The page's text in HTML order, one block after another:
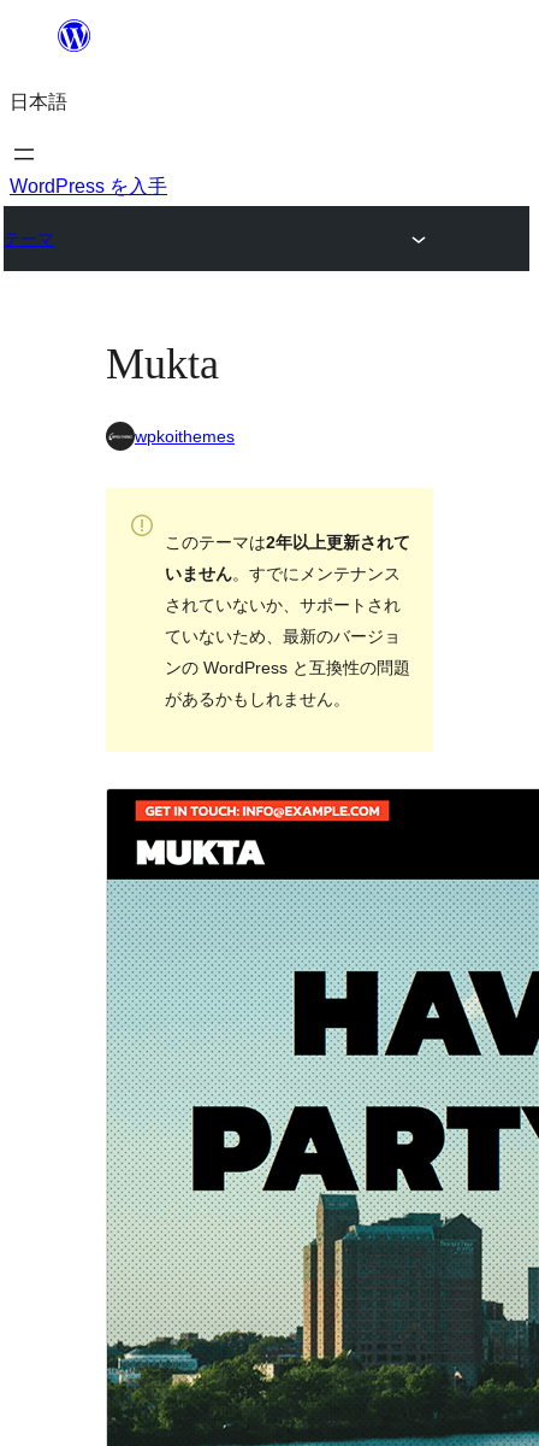
を
ス
キ
プ
日本語
WordPress を入手
テーマ
Mukta
wpkoithemes
このテーマは2年以上更新されて
いません。すでにメンテナンス
されていないか、サポートされ
ていないため、最新のバージョ
ンの WordPress と互換性の問題
があるかもしれません。